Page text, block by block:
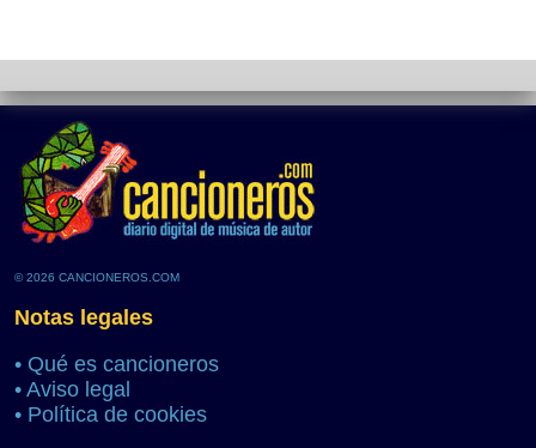
© 2026 CANCIONEROS.COM
Notas legales
• Qué es cancioneros
• Aviso legal
• Política de cookies